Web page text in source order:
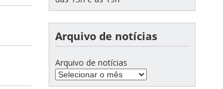
Arquivo de notícias
Arquivo de notícias